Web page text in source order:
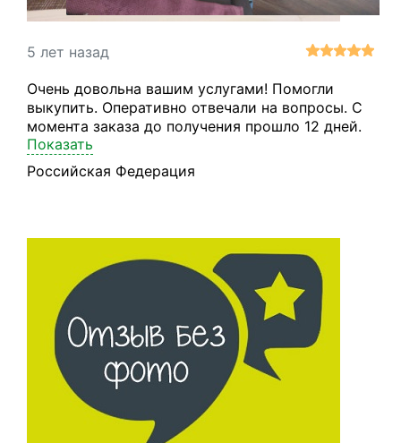
5 лет назад
Очень довольна вашим услугами! Помогли
выкупить. Оперативно отвечали на вопросы. С
момента заказа до получения прошло 12 дней.
Переживала, что посуда может побиться в
пути, но всё было упаковано просто на ура.
Уже пьем чай из нового сервиза. Спасибо!!!
Показать
Российская Федерация